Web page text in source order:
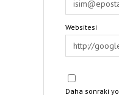
Websitesi
Daha sonraki